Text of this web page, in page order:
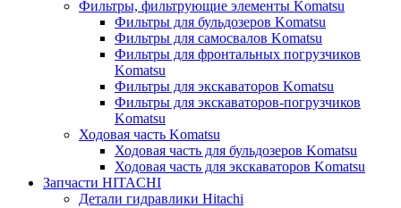
Фильтры, фильтрующие элементы Komatsu
Фильтры для бульдозеров Komatsu
Фильтры для самосвалов Komatsu
Фильтры для фронтальных погрузчиков
Komatsu
Фильтры для экскаваторов Komatsu
Фильтры для экскаваторов-погрузчиков
Komatsu
Ходовая часть Komatsu
Ходовая часть для бульдозеров Komatsu
Ходовая часть для экскаваторов Komatsu
Запчасти HITACHI
Детали гидравлики Hitachi